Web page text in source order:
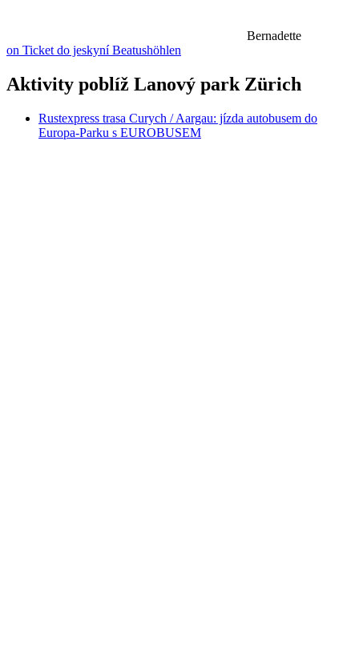
Bernadette
on Ticket do jeskyní Beatushöhlen
Aktivity poblíž Lanový park Zürich
Rustexpress trasa Curych / Aargau: jízda autobusem do
Europa-Parku s EUROBUSEM